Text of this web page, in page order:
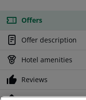
Offers
Offer description
Hotel amenities
Reviews